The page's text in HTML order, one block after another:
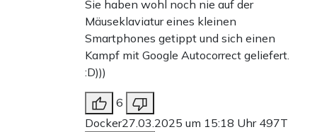
Sie haben wohl noch nie auf der
Mäuseklaviatur eines kleinen
Smartphones getippt und sich einen
Kampf mit Google Autocorrect geliefert.
:D)))
6
Docker27.03.2025 um 15:18 Uhr 497T